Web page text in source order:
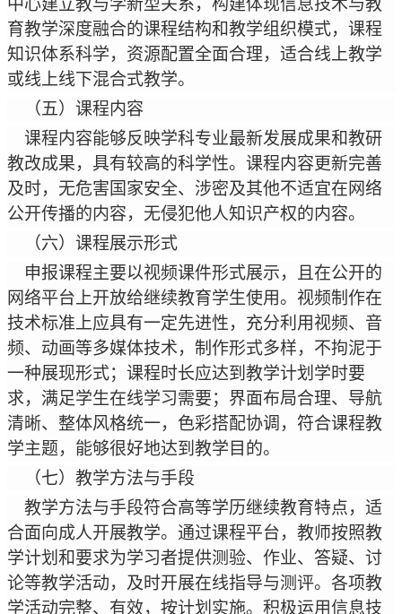
育教学深度融合的课程结构和教学组织模式，课程
知识体系科学，资源配置全面合理，适合线上教学
或线上线下混合式教学。
（五）课程内容
课程内容能够反映学科专业最新发展成果和教研
教改成果，具有较高的科学性。课程内容更新完善
及时，无危害国家安全、涉密及其他不适宜在网络
公开传播的内容，无侵犯他人知识产权的内容。
（六）课程展示形式
申报课程主要以视频课件形式展示，且在公开的
网络平台上开放给继续教育学生使用。视频制作在
技术标准上应具有一定先进性，充分利用视频、音
频、动画等多媒体技术，制作形式多样，不拘泥于
一种展现形式；课程时长应达到教学计划学时要
求，满足学生在线学习需要；界面布局合理、导航
清晰、整体风格统一，色彩搭配协调，符合课程教
学主题，能够很好地达到教学目的。
（七）教学方法与手段
教学方法与手段符合高等学历继续教育特点，适
合面向成人开展教学。通过课程平台，教师按照教
学计划和要求为学习者提供测验、作业、答疑、讨
论等教学活动，及时开展在线指导与测评。各项教
学活动完整、有效，按计划实施。积极运用信息技